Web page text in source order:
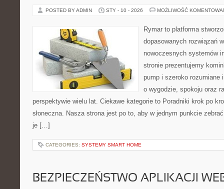
POSTED BY ADMIN STY - 10 - 2026 MOŻLIWOŚĆ
Rymar to platforma
dopasowanych rozwiązań
nowoczesnych systemów
stronie prezentujemy
pump i szeroko rozumiane
o wygodzie, spokoju oraz
perspektywie wielu lat. Ciekawe kategorie to Poradniki krok po
słoneczna. Nasza strona jest po to, aby w jednym punkcie
je […]
CATEGORIES: SYSTEMY SMART HOME
BEZPIECZEŃSTWO APLIKACJI